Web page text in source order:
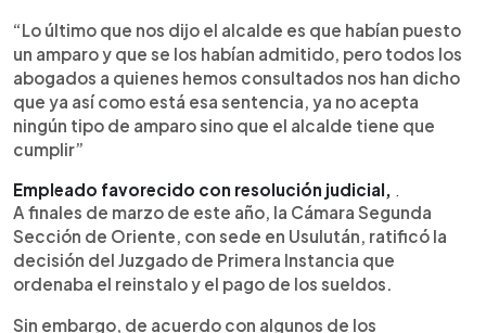
“Lo último que nos dijo el alcalde es que habían puesto
un amparo y que se los habían admitido, pero todos los
abogados a quienes hemos consultados nos han dicho
que ya así como está esa sentencia, ya no acepta
ningún tipo de amparo sino que el alcalde tiene que
cumplir”
Empleado favorecido con resolución judicial,
A finales de marzo de este año, la Cámara Segunda
Sección de Oriente, con sede en Usulután, ratificó la
decisión del Juzgado de Primera Instancia que
ordenaba el reinstalo y el pago de los sueldos.
Sin embargo, de acuerdo con algunos de los